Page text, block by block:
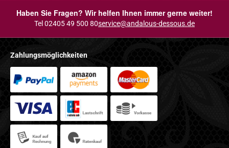
Haben Sie Fragen? Wir helfen Ihnen immer gerne weiter!
Tel 02405 49 500 80service@andalous-dessous.de
Zahlungsmöglichkeiten